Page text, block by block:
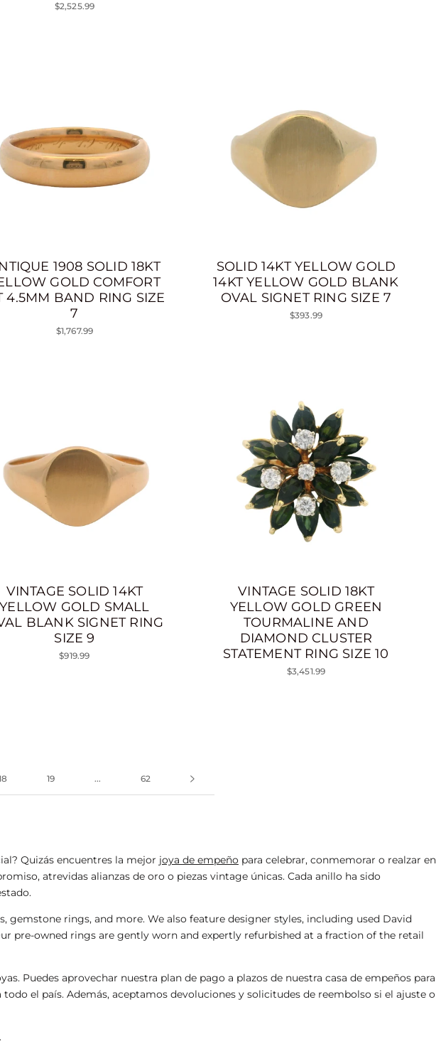
$2,525.99
1908 SOLID 18KT
GOLD COMFORT
4.5MM BAND RING SIZE
7
$1,767.99
SOLID 14KT YELLOW GOLD
14KT YELLOW GOLD BLANK
OVAL SIGNET RING SIZE 7
$393.99
VINTAGE SOLID 14KT
YELLOW GOLD SMALL
BLANK SIGNET RING
SIZE 9
$919.99
VINTAGE SOLID 18KT
YELLOW GOLD GREEN
TOURMALINE AND
DIAMOND CLUSTER
STATEMENT RING SIZE 10
$3,451.99
19 ... 62
Quizás encuentres la mejor joya de empeño para celebrar, conmemorar o realzar en
, atrevidas alianzas de oro o piezas vintage únicas. Cada anillo ha sido
gemstone rings, and more. We also feature designer styles, including used David
pre-owned rings are gently worn and expertly refurbished at a fraction of the retail
Puedes aprovechar nuestra plan de pago a plazos de nuestra casa de empeños para
el país. Además, aceptamos devoluciones y solicitudes de reembolso si el ajuste o